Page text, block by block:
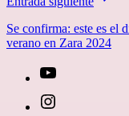
Se confirma: este es el
verano en Zara 2024